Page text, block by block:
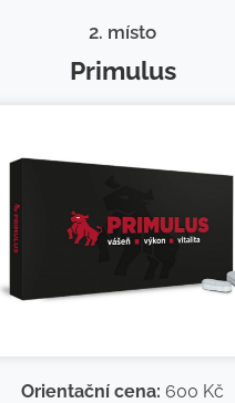
2. místo
Primulus
Orientační cena: 600 Kč